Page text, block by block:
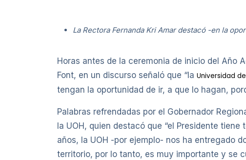
La Rectora Fernanda Kri Amar destacó -en la
Horas antes de la ceremonia de inicio del Año
Font, en un discurso señaló que “la Universidad de
tengan la oportunidad de ir, a que lo hagan,
Palabras refrendadas por el Gobernador
la UOH, quien destacó que “el Presidente
años, la UOH -por ejemplo- nos ha entregado
territorio, por lo tanto, es muy importante y se